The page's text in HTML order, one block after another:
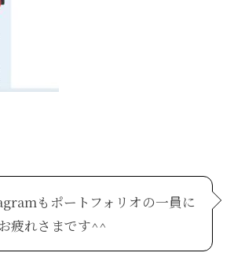
もポートフォリオの一員に
疲れさまです^^